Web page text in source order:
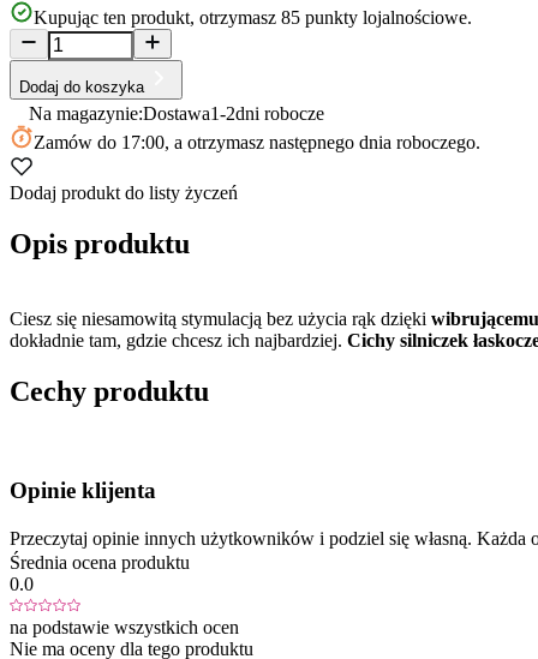
Kupując ten produkt, otrzymasz 85 punkty lojalnościowe.
Dodaj do koszyka
Na magazynie:Dostawa1-2dni robocze
Zamów do 17:00, a otrzymasz następnego dnia roboczego.
Dodaj produkt do listy życzeń
Opis produktu
Ciesz się niesamowitą stymulacją bez użycia rąk dzięki
dokładnie tam, gdzie chcesz ich najbardziej. Cichy silniczek
Cechy produktu
Opinie klijenta
Przeczytaj opinie innych użytkowników i podziel się własną.
Średnia ocena produktu
0.0
na podstawie wszystkich ocen
Nie ma oceny dla tego produktu